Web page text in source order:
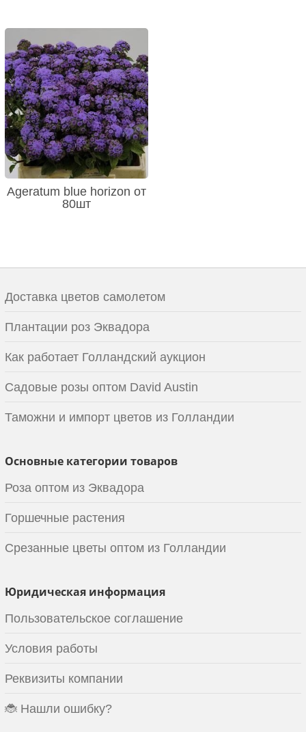
Ageratum blue horizon от
80шт
Доставка цветов самолетом
Плантации роз Эквадора
Как работает Голландский аукцион
Садовые розы оптом David Austin
Таможни и импорт цветов из Голландии
Основные категории товаров
Роза оптом из Эквадора
Горшечные растения
Срезанные цветы оптом из Голландии
Юридическая информация
Пользовательское соглашение
Условия работы
Реквизиты компании
🐞 Нашли ошибку?